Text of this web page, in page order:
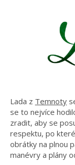
Lada z Temnoty
se to nejvíce
zradit, aby se
respektu, po
obrátky na plnou
manévry a plány